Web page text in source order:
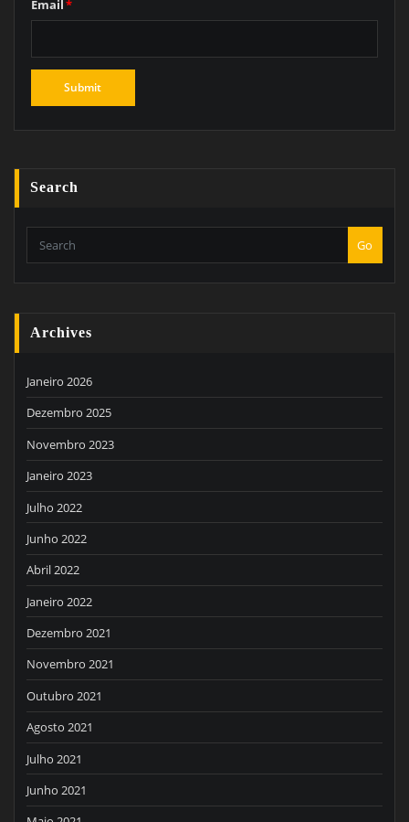
Email*
Search
Go
Archives
Janeiro 2026
Dezembro 2025
Novembro 2023
Janeiro 2023
Julho 2022
Junho 2022
Abril 2022
Janeiro 2022
Dezembro 2021
Novembro 2021
Outubro 2021
Agosto 2021
Julho 2021
Junho 2021